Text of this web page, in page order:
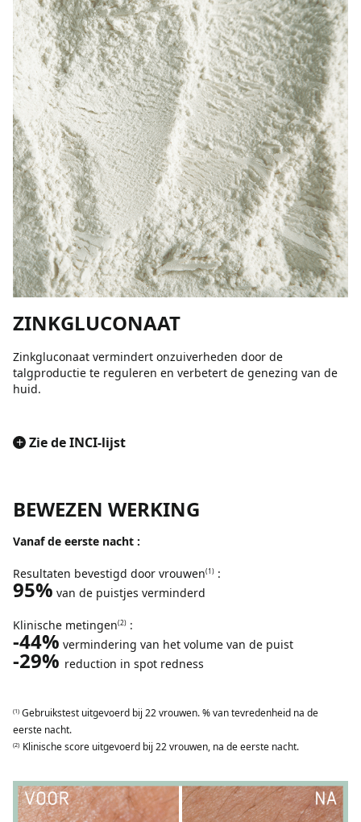
ZINKGLUCONAAT
Zinkgluconaat vermindert onzuiverheden door de
talgproductie te reguleren en verbetert de genezing van de
huid.
+ Zie de INCI-lijst
BEWEZEN WERKING
Vanaf de eerste nacht :
Resultaten bevestigd door vrouwen(1) :
95% van de puistjes verminderd
Klinische metingen(2) :
-44% vermindering van het volume van de puist
-29% reduction in spot redness
(1) Gebruikstest uitgevoerd bij 22 vrouwen. % van tevredenheid na de
eerste nacht.
(2) Klinische score uitgevoerd bij 22 vrouwen, na de eerste nacht.